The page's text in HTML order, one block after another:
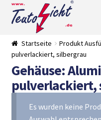
Zur
Navigation
springen
Springe
zum
Startseite Produkt
pulverlackiert, silbergrau
Gehäuse:
pulverlackiert,
Es wurden keine